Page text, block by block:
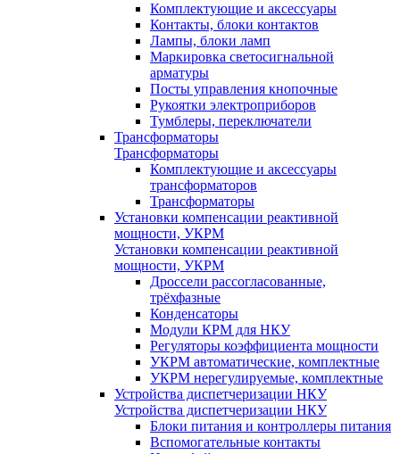
Комплектующие и аксессуары
Контакты, блоки контактов
Лампы, блоки ламп
Маркировка светосигнальной
арматуры
Посты управления кнопочные
Рукоятки электроприборов
Тумблеры, переключатели
Трансформаторы
Трансформаторы
Комплектующие и аксессуары
трансформаторов
Трансформаторы
Установки компенсации реактивной
мощности, УКРМ
Установки компенсации реактивной
мощности, УКРМ
Дроссели рассогласованные,
трёхфазные
Конденсаторы
Модули КРМ для НКУ
Регуляторы коэффициента мощности
УКРМ автоматические, комплектные
УКРМ нерегулируемые, комплектные
Устройства диспетчеризации НКУ
Устройства диспетчеризации НКУ
Блоки питания и контроллеры питания
Вспомогательные контакты